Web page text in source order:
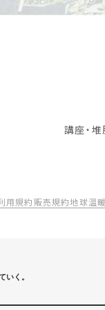
講座・
用規約 販売規約地球温
いく。